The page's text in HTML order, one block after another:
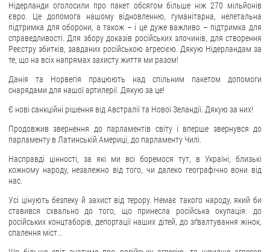
Нідерланди оголосили про пакет обсягом більше ніж 270 мільйонів
євро. Це допомога нашому відновленню, гуманітарна, нелетальна
підтримка для оборони, а також – і це дуже важливо – підтримка для
справедливості. Для збору доказів російських злочинів, для створення
Реєстру збитків, завданих російською агресією. Дякую Нідерландам за
те, що на всіх напрямах захисту життя ми разом!
Данія та Норвегія працюють над спільним пакетом допомоги
снарядами для нашої артилерії. Дякую за це!
Є нові санкційні рішення від Австралії та Нової Зеландії. Дякую за них!
Продовжив звернення до парламентів світу і вперше звернувся до
парламенту в Латинській Америці, до парламенту Чилі.
Насправді цінності, за які ми всі боремося тут, в Україні, близькі
кожному народу, незалежно від того, чи далеко географічно вони від
нас.
Усі цінують безпеку й захист від терору. Немає такого народу, який би
ставився схвально до того, що принесла російська окупація: до
російських концтаборів, депортації наших дітей, до зґвалтування жінок,
спалення міст...